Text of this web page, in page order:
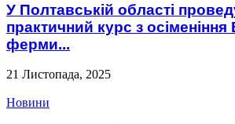
У Полтавській області
практичний курс з
ферми...
21 Листопада, 2025
Новини